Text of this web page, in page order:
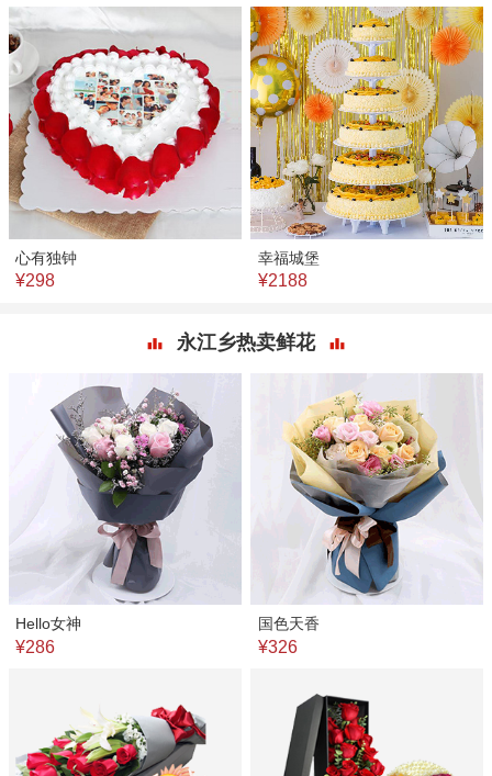
心有独钟
¥298
幸福城堡
¥2188
永江乡热卖鲜花
Hello女神
¥286
国色天香
¥326